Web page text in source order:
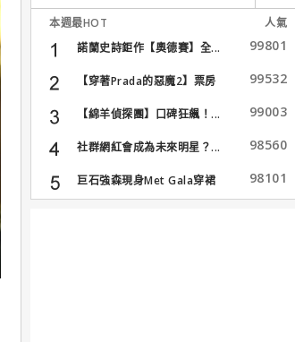
本週最HOT
人氣
諾蘭史詩鉅作【奧德賽】全...
99801
【穿著Prada的惡魔2】票房
99532
【綿羊偵探團】口碑狂飆！... 99003
社群網紅會成為未來明星？... 98560
巨石強森現身Met Gala穿裙
子...
98101